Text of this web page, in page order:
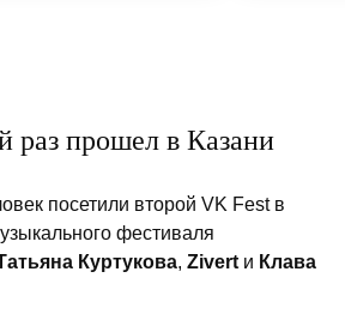
раз прошел в Казани
посетили второй VK Fest в
фестиваля
Куртукова, Zivert и Клава